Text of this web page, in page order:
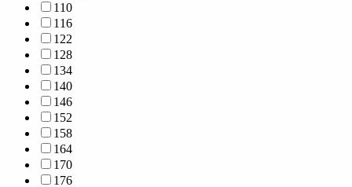
110
116
122
128
134
140
146
152
158
164
170
176